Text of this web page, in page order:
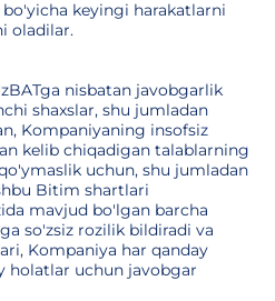
keyingi harakatlarni
oladilar.
nisbatan javobgarlik
shaxslar, shu jumladan
Kompaniyaning insofsiz
kelib chiqadigan talablarning
uchun, shu jumladan
Bitim shartlari
mavjud bo'lgan barcha
so'zsiz rozilik bildiradi va
Kompaniya har qanday
holatlar uchun javobgar